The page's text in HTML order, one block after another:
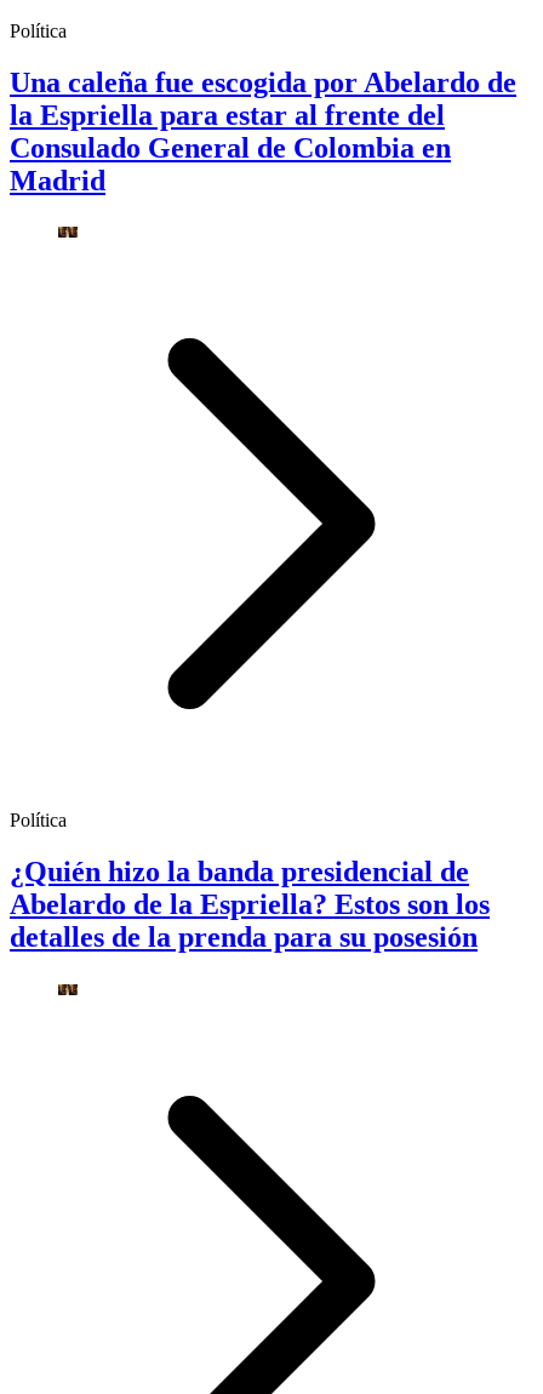
Política
Una caleña fue escogida por Abelardo de
la Espriella para estar al frente del
Consulado General de Colombia en
Madrid
Política
¿Quién hizo la banda presidencial de
Abelardo de la Espriella? Estos son los
detalles de la prenda para su posesión